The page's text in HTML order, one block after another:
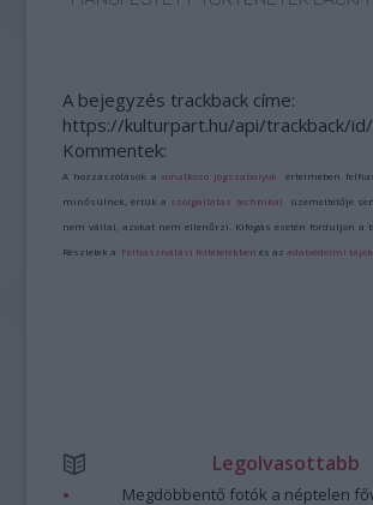
A bejegyzés trackback címe:
https://kulturpart.hu/api/trackback/
Kommentek:
A hozzászólások avonatkozó jogszabályok értelmében
minősülnek, értük a szolgáltatás technikai üzemeltetője
nem vállal, azokat nem ellenőrzi. Kifogás esetén forduljon a
Részletek a Felhasználási feltételekben és azadatvédelmi
Legolvasottabb
Megdöbbentő fotók a néptelen